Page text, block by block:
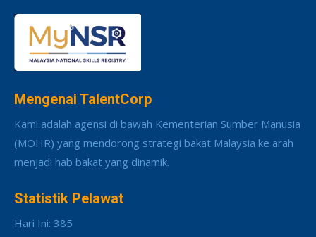
Mengenai TalentCorp
Kami adalah agensi di bawah Kementerian Sumber Manusia
(MOHR) yang mendorong strategi bakat Malaysia ke arah
menjadi hab bakat yang dinamik.
Statistik Pelawat
Hari Ini: 385